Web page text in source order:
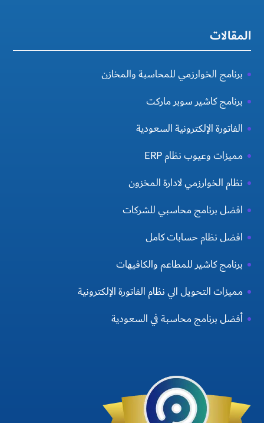
المقالات
برنامج الخوارزمي للمحاسبة والمخازن
برنامج كاشير سوبر ماركت
الفاتورة الإلكترونية السعودية
مميزات وعيوب نظام ERP
نظام الخوارزمي لادارة المخزون
افضل برنامج محاسبي للشركات
افضل نظام حسابات كامل
برنامج كاشير للمطاعم والكافيهات
مميزات التحويل الي نظام الفاتورة الإلكترونية
أفضل برنامج محاسبة في السعودية